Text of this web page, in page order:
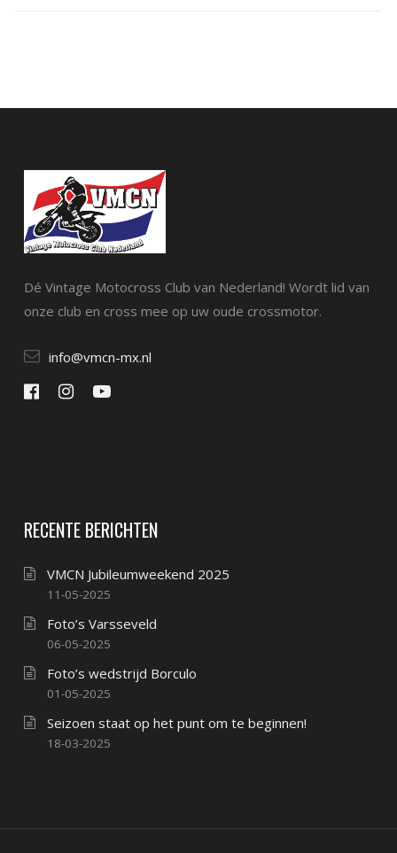
Dé Vintage Motocross Club van Nederland! Wordt lid van
onze club en cross mee op uw oude crossmotor.
info@vmcn-mx.nl
RECENTE BERICHTEN
VMCN Jubileumweekend 2025
11-05-2025
Foto’s Varsseveld
06-05-2025
Foto’s wedstrijd Borculo
01-05-2025
Seizoen staat op het punt om te beginnen!
18-03-2025